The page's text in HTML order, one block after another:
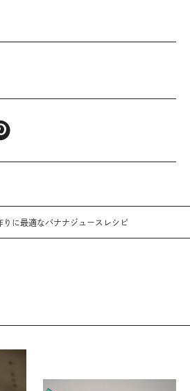
に最適なバナナジュースレシピ